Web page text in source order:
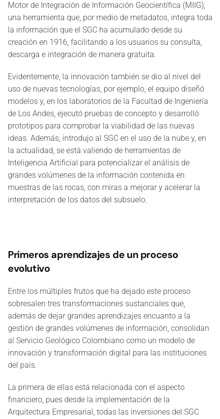
Motor de Integración de Información Geocientífica (MIIG),
una herramienta que, por medio de metadatos, integra toda
la información que el SGC ha acumulado desde su
creación en 1916, facilitando a los usuarios su consulta,
descarga e integración de manera gratuita.
Evidentemente, la innovación también se dio al nivel del
uso de nuevas tecnologías, por ejemplo, el equipo diseñó
modelos y, en los laboratorios de la Facultad de Ingeniería
de Los Andes, ejecutó pruebas de concepto y desarrolló
prototipos para comprobar la viabilidad de las nuevas
ideas. Además, introdujo al SGC en el uso de la nube y, en
la actualidad, se está valiendo de herramientas de
Inteligencia Artificial para potencializar el análisis de
grandes volúmenes de la información contenida en
muestras de las rocas, con miras a mejorar y acelerar la
interpretación de los datos del subsuelo.
Primeros aprendizajes de un proceso
evolutivo
Entre los múltiples frutos que ha dejado este proceso
sobresalen tres transformaciones sustanciales que,
además de dejar grandes aprendizajes encuanto a la
gestión de grandes volúmenes de información, consolidan
al Servicio Geológico Colombiano como un modelo de
innovación y transformación digital para las instituciones
del país.
La primera de ellas está relacionada con el aspecto
financiero, pues desde la implementación de la
Arquitectura Empresarial, todas las inversiones del SGC